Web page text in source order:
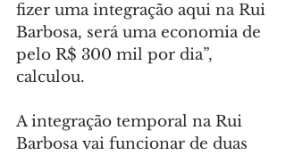
fizer uma integração aqui na Rui
Barbosa, será uma economia de
pelo R$ 300 mil por dia”,
calculou.
A integração temporal na Rui
Barbosa vai funcionar de duas